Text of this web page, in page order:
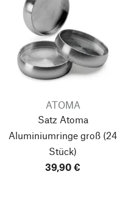
ATOMA
Satz Atoma
Aluminiumringe groß (24
Stück)
39,90 €